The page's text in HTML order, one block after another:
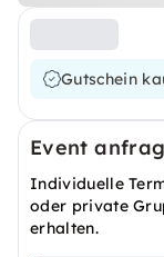
Gutschein
Event
Individuelle
oder private
erhalten.